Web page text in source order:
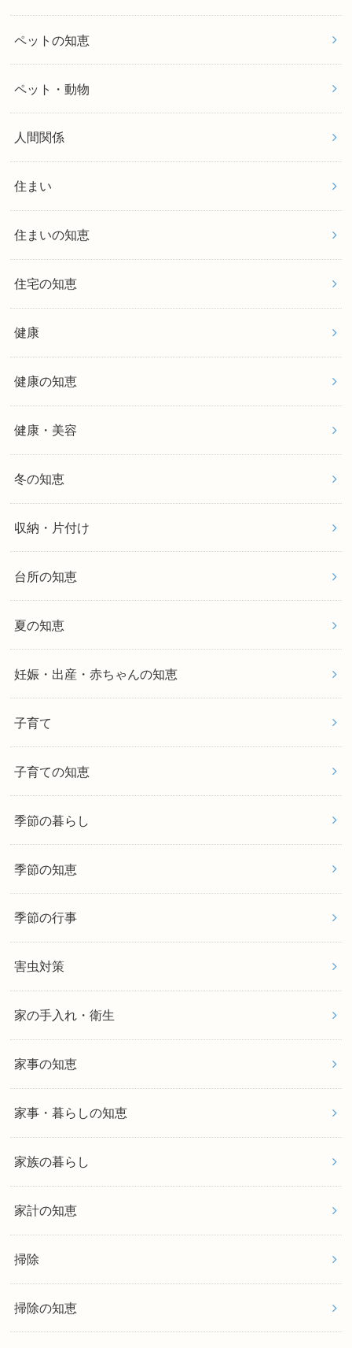
ペットの知恵
ペット・動物
人間関係
住まい
住まいの知恵
住宅の知恵
健康
健康の知恵
健康・美容
冬の知恵
収納・片付け
台所の知恵
夏の知恵
妊娠・出産・赤ちゃんの知恵
子育て
子育ての知恵
季節の暮らし
季節の知恵
季節の行事
害虫対策
家の手入れ・衛生
家事の知恵
家事・暮らしの知恵
家族の暮らし
家計の知恵
掃除
掃除の知恵